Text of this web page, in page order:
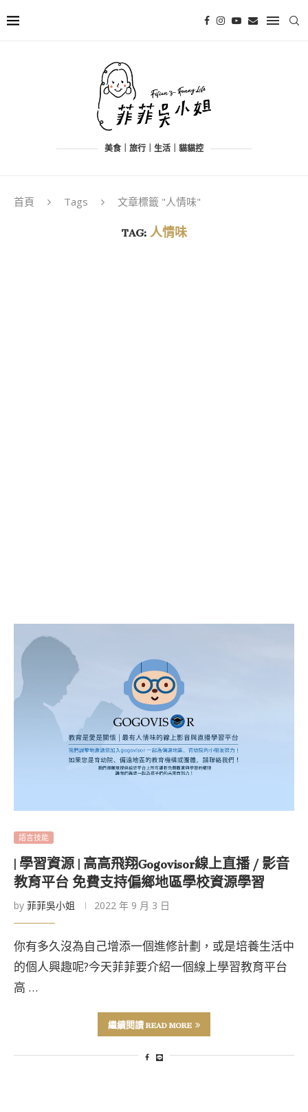
美食｜旅行｜生活｜貓貓控
首頁 Tags 文章標籤 "人情味"
TAG:人情味
語言技能
| 學習資源 | 高高飛翔Gogovisor線上直播 / 影音
教育平台 免費支持偏鄉地區學校資源學習
by 菲菲吳小姐 2022 年 9 月 3 日
你有多久沒為自己增添一個進修計劃，或是培養生活中
的個人興趣呢?今天菲菲要介紹一個線上學習教育平台
高 …
繼續閱讀 READ MORE